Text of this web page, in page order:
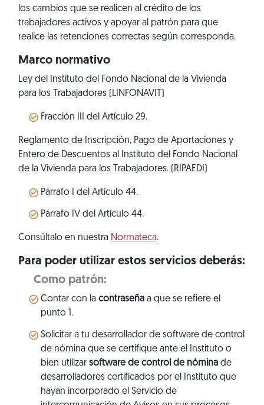
los cambios que se realicen al crédito de los
trabajadores activos y apoyar al patrón para que
realice las retenciones correctas según corresponda.
Marco normativo
Ley del Instituto del Fondo Nacional de la Vivienda
para los Trabajadores (LINFONAVIT)
Fracción III del Artículo 29.
Reglamento de Inscripción, Pago de Aportaciones y
Entero de Descuentos al Instituto del Fondo Nacional
de la Vivienda para los Trabajadores. (RIPAEDI)
Párrafo I del Artículo 44.
Párrafo IV del Artículo 44.
Consúltalo en nuestra Normateca.
Para poder utilizar estos servicios deberás:
Como patrón:
Contar con la contraseñaa que se refiere el
punto 1.
Solicitar a tu desarrollador de software de control
de nómina que se certifique ante el Instituto o
bien utilizar software de control de nóminade
desarrolladores certificados por el Instituto que
hayan incorporado el Servicio de